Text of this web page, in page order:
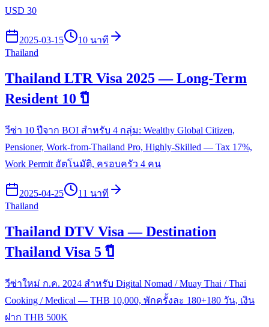
USD 30
2025-03-15
10 นาที
Thailand
Thailand LTR Visa 2025 — Long-Term
Resident 10 ปี
วีซ่า 10 ปีจาก BOI สำหรับ 4 กลุ่ม: Wealthy Global Citizen,
Pensioner, Work-from-Thailand Pro, Highly-Skilled — Tax 17%,
Work Permit อัตโนมัติ, ครอบครัว 4 คน
2025-04-25
11 นาที
Thailand
Thailand DTV Visa — Destination
Thailand Visa 5 ปี
วีซ่าใหม่ ก.ค. 2024 สำหรับ Digital Nomad / Muay Thai / Thai
Cooking / Medical — THB 10,000, พักครั้งละ 180+180 วัน, เงิน
ฝาก THB 500K